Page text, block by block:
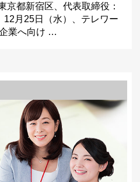
京都新宿区、代表取締役：
月25日（水）、テレワー
業へ向け …